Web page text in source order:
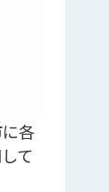
各
て